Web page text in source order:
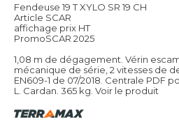
Fendeuse 19 T XYLO SR 19 CH
Article SCAR
affichage prix HT
PromoSCAR 2025
1,08 m de dégagement. Vérin
mécanique de série, 2 vitesses de
EN609-1 de 07/2018. Centrale PDF
L. Cardan. 365 kg. Voir le produit